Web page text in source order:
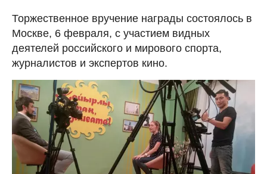
Торжественное вручение награды состоялось в
Москве, 6 февраля, с участием видных
деятелей российского и мирового спорта,
журналистов и экспертов кино.